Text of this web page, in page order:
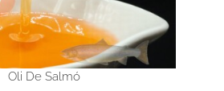
Oli De Salmó